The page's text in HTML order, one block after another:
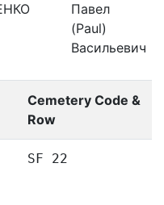
Павел
(Paul)
Васильевич
Cemetery Code &
Row
SF 22